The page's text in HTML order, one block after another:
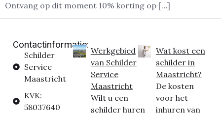
Ontvang op dit moment 10% korting op […]
Contactinformatie:
Schilder
Service
Maastricht
KVK:
58037640
Werkgebied
van Schilder
Service
Maastricht
Wilt u een
schilder huren
Wat kost een
schilder in
Maastricht?
De kosten
voor het
inhuren van